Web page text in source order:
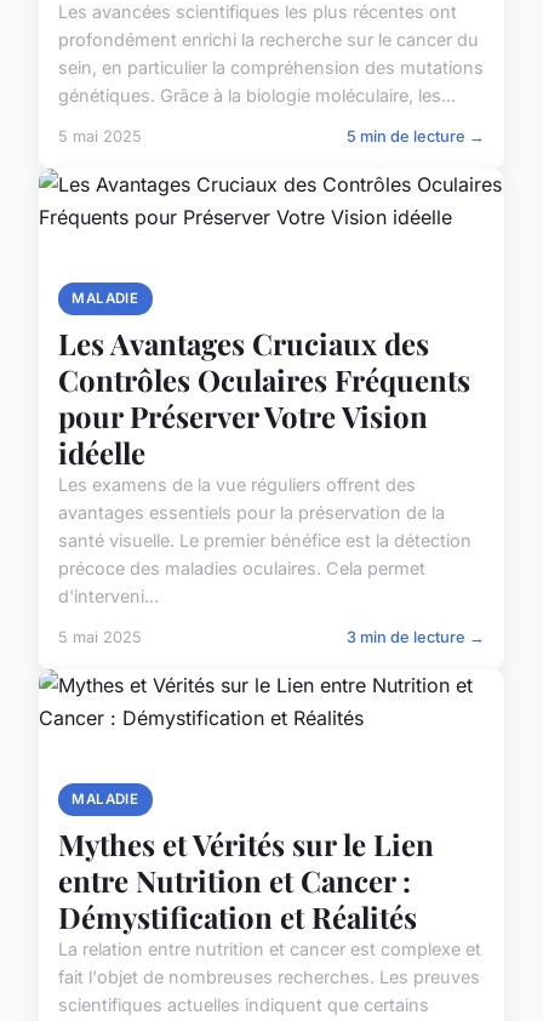
Les avancées scientifiques les plus récentes ont
profondément enrichi la recherche sur le cancer du
sein, en particulier la compréhension des mutations
génétiques. Grâce à la biologie moléculaire, les...
5 mai 2025 5 min de lecture →
MALADIE
Les Avantages Cruciaux des
Contrôles Oculaires Fréquents
pour Préserver Votre Vision
idéelle
Les examens de la vue réguliers offrent des
avantages essentiels pour la préservation de la
santé visuelle. Le premier bénéfice est la détection
précoce des maladies oculaires. Cela permet
d'interveni...
5 mai 2025 3 min de lecture →
MALADIE
Mythes et Vérités sur le Lien
entre Nutrition et Cancer :
Démystification et Réalités
La relation entre nutrition et cancer est complexe et
fait l'objet de nombreuses recherches. Les preuves
scientifiques actuelles indiquent que certains